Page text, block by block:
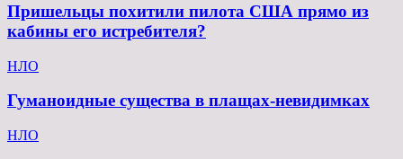
Пришельцы похитили пилота США прямо из
кабины его истребителя?
НЛО
Гуманоидные существа в плащах-невидимках
НЛО